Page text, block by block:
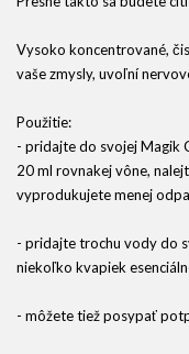
Vysoko koncentrované,
vaše zmysly, uvoľní
Použitie:
- pridajte do svojej Magik
20 ml rovnakej vône,
vyprodukujete menej
- pridajte trochu vody do
niekoľko kvapiek
- môžete tiež posypať